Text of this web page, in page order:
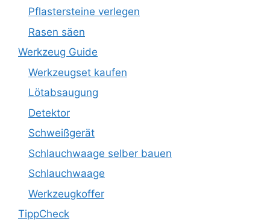
Pflastersteine verlegen
Rasen säen
Werkzeug Guide
Werkzeugset kaufen
Lötabsaugung
Detektor
Schweißgerät
Schlauchwaage selber bauen
Schlauchwaage
Werkzeugkoffer
TippCheck